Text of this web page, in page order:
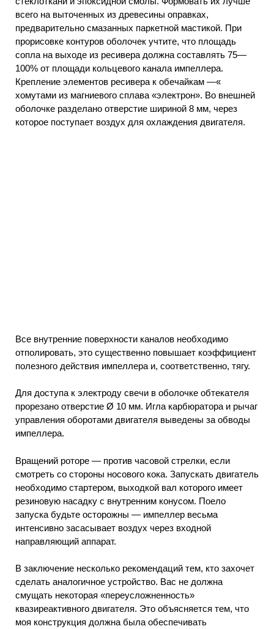
всего на выточенных из древесины оправках,
предварительно смазанных паркетной мастикой. При
прорисовке контуров оболочек учтите, что площадь
сопла на выходе из ресивера должна составлять 75—
100% от площади кольцевого канала импеллера.
Крепление элементов ресивера к обечайкам —«
хомутами из магниевого сплава «электрон». Во внешней
оболочке разделано отверстие шириной 8 мм, через
которое поступает воздух для охлаждения двигателя.
Все внутренние поверхности каналов необходимо
отполировать, это существенно повышает коэффициент
полезного действия импеллера и, соответственно, тягу.
Для доступа к электроду свечи в оболочке обтекателя
прорезано отверстие Ø 10 мм. Игла карбюратора и рычаг
управления оборотами двигателя выведены за обводы
импеллера.
Вращений роторе — против часовой стрелки, если
смотреть со стороны носового кока. Запускать двигатель
необходимо стартером, выходкой вал которого имеет
резиновую насадку с внутренним конусом. Поело
запуска будьте осторожны — импеллер весьма
интенсивно засасывает воздух через входной
направляющий аппарат.
В заключение несколько рекомендаций тем, кто захочет
сделать аналогичное устройство. Вас не должна
смущать некоторая «переусложненность»
квазиреактивного двигателя. Это объясняется тем, что
моя конструкция должна была обеспечивать